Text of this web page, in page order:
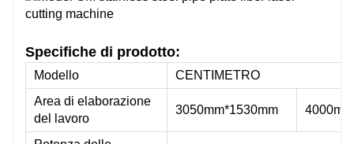
Specifiche di prodotto:
Modello
CENTIMETRO
Area di elaborazione
del lavoro
3050mm*1530mm
in Taiwan
SMC/Germania AVENTICS